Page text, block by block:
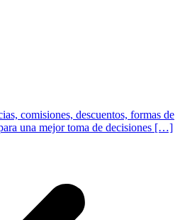
comisiones, descuentos, formas de
una mejor toma de decisiones […]